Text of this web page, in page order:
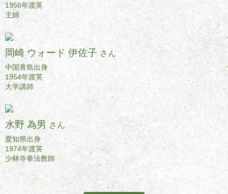
1956年渡英
主婦
岡崎 ウォード 伊佐子 さん
中国青島出身
1954年渡英
大学講師
水野 為男 さん
愛知県出身
1974年渡英
少林寺拳法教師